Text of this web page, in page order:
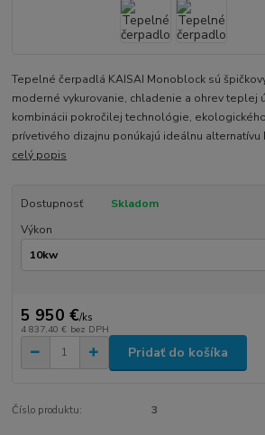
Tepelné čerpadlá KAISAI Monoblock sú
moderné vykurovanie, chladenie a ohrev teplej
kombinácii pokročilej technológie,
prívetivého dizajnu ponúkajú ideálnu alternatívu
celý popis
Dostupnosť
Skladom
Výkon
5 950 €/ks
4 837,40 € bez DPH
Pridať do košíka
Číslo produktu: 3